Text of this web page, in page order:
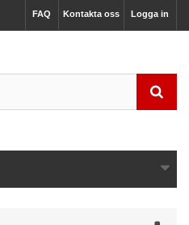
Logga in
Kontakta oss
FAQ